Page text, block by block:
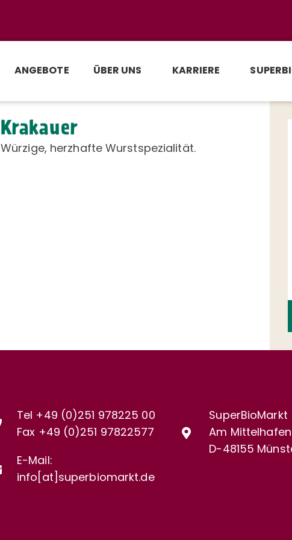
ANGEBOTE ÜBER UNS KARRIERE
Krakauer
Würzige, herzhafte Wurstspezialität.
Tel +49 (0)251 978225 00
Fax +49 (0)251 97822577
E-Mail:
info[at]superbiomarkt.de
SuperBioMarkt
Am Mittelhafen
D-48155